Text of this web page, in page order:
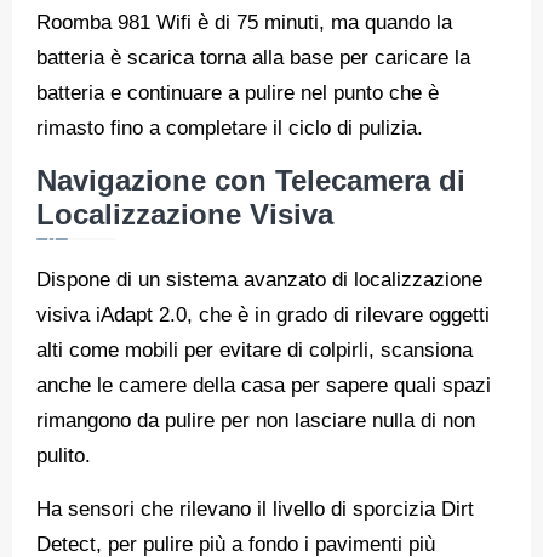
Roomba 981 Wifi è di 75 minuti, ma quando la
batteria è scarica torna alla base per caricare la
batteria e continuare a pulire nel punto che è
rimasto fino a completare il ciclo di pulizia.
Navigazione con Telecamera di
Localizzazione Visiva
Dispone di un sistema avanzato di localizzazione
visiva iAdapt 2.0, che è in grado di rilevare oggetti
alti come mobili per evitare di colpirli, scansiona
anche le camere della casa per sapere quali spazi
rimangono da pulire per non lasciare nulla di non
pulito.
Ha sensori che rilevano il livello di sporcizia Dirt
Detect, per pulire più a fondo i pavimenti più